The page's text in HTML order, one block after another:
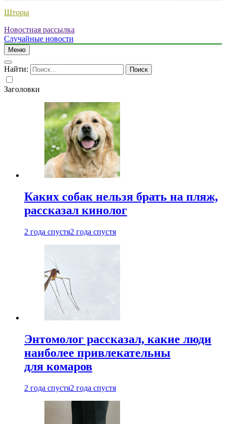
Шторы
Новостная рассылка
Случайные новости
Меню
Найти:
Заголовки
Каких собак нельзя брать на пляж,
рассказал кинолог
2 года спустя2 года спустя
Энтомолог рассказал, какие люди
наиболее привлекательны
для комаров
2 года спустя2 года спустя